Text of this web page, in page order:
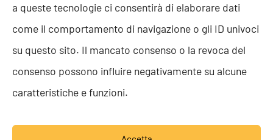
a queste tecnologie ci consentirà di elaborare dati
come il comportamento di navigazione o gli ID univoci
su questo sito. Il mancato consenso o la revoca del
consenso possono influire negativamente su alcune
caratteristiche e funzioni.
Segnalazione Whistleblowing
Politica per la Parità di Genere
Politica per la sicurezza delle informazioni
TEAM RESOLVE